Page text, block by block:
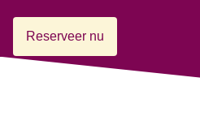
Reserveer nu